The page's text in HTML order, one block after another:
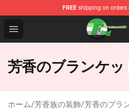
FREE shipping on orders
Open menu
Aromantic Flag Shop - The
芳香のブランケッ
ホーム/芳香族の装飾/芳香のブラ